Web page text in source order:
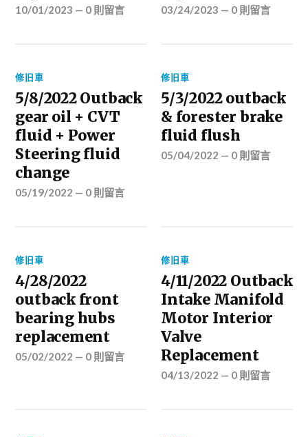
10/01/2023 — 0 則留言 03/24/2023 — 0 則留言
修旧車
5/8/2022 Outback
gear oil + CVT
fluid + Power
Steering fluid
change
05/19/2022 — 0 則留言
修旧車
5/3/2022 outback
& forester brake
fluid flush
05/04/2022 — 0 則留言
修旧車
4/28/2022
outback front
bearing hubs
replacement
05/02/2022 — 0 則留言
修旧車
4/11/2022 Outback
Intake Manifold
Motor Interior
Valve
Replacement
04/13/2022 — 0 則留言